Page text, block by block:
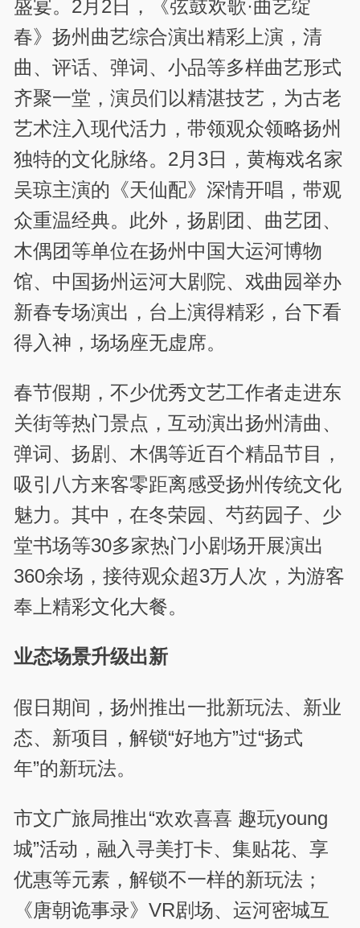
盛宴。2月2日，《弦鼓欢歌·曲艺绽
春》扬州曲艺综合演出精彩上演，清
曲、评话、弹词、小品等多样曲艺形式
齐聚一堂，演员们以精湛技艺，为古老
艺术注入现代活力，带领观众领略扬州
独特的文化脉络。2月3日，黄梅戏名家
吴琼主演的《天仙配》深情开唱，带观
众重温经典。此外，扬剧团、曲艺团、
木偶团等单位在扬州中国大运河博物
馆、中国扬州运河大剧院、戏曲园举办
新春专场演出，台上演得精彩，台下看
得入神，场场座无虚席。
春节假期，不少优秀文艺工作者走进东
关街等热门景点，互动演出扬州清曲、
弹词、扬剧、木偶等近百个精品节目，
吸引八方来客零距离感受扬州传统文化
魅力。其中，在冬荣园、芍药园子、少
堂书场等30多家热门小剧场开展演出
360余场，接待观众超3万人次，为游客
奉上精彩文化大餐。
业态场景升级出新
假日期间，扬州推出一批新玩法、新业
态、新项目，解锁“好地方”过“扬式
年”的新玩法。
市文广旅局推出“欢欢喜喜 趣玩young
城”活动，融入寻美打卡、集贴花、享
优惠等元素，解锁不一样的新玩法；
《唐朝诡事录》VR剧场、运河密城互